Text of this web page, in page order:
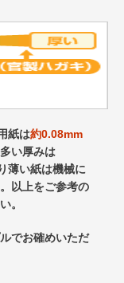
紙は約0.08mm
い厚みは
薄い紙は機械に
以上をご参考の
。
でお確めいただ